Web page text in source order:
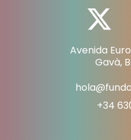
Avenida
Gavà,
+34